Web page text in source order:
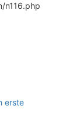
n116.php
erste